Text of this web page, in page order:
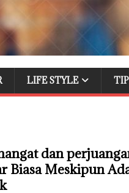
LIFE STYLE
dan
Biasa Meskipun